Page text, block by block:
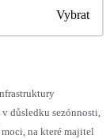
Vybrat
důsledku sezónnosti,
na které majitel